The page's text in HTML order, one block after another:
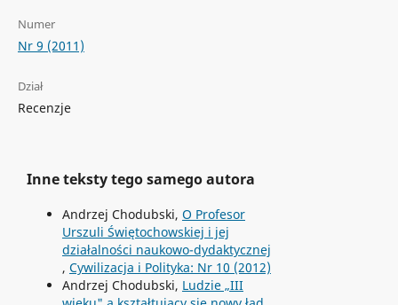
Numer
Nr 9 (2011)
Dział
Recenzje
Inne teksty tego samego autora
Andrzej Chodubski, O Profesor
Urszuli Świętochowskiej i jej
działalności naukowo-dydaktycznej
, Cywilizacja i Polityka: Nr 10 (2012)
Andrzej Chodubski, Ludzie „III